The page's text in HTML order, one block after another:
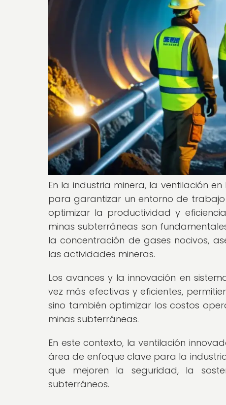
En la industria minera, la ventilación
para garantizar un entorno de
optimizar la productividad y
minas subterráneas son
la concentración de gases nocivos,
las actividades mineras.
Los avances y la innovación en
vez más efectivas y eficientes,
sino también optimizar los costos
minas subterráneas.
En este contexto, la ventilación
área de enfoque clave para la
que mejoren la seguridad, la
subterráneos.